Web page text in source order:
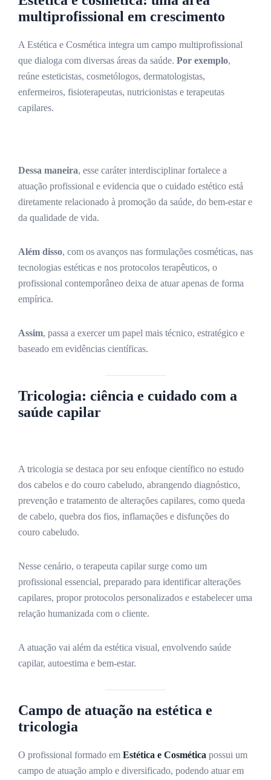
multiprofissional em crescimento
A Estética e Cosmética integra um campo multiprofissional
que dialoga com diversas áreas da saúde. Por exemplo,
reúne esteticistas, cosmetólogos, dermatologistas,
enfermeiros, fisioterapeutas, nutricionistas e terapeutas
capilares.
Dessa maneira, esse caráter interdisciplinar fortalece a
atuação profissional e evidencia que o cuidado estético está
diretamente relacionado à promoção da saúde, do bem-estar e
da qualidade de vida.
Além disso, com os avanços nas formulações cosméticas, nas
tecnologias estéticas e nos protocolos terapêuticos, o
profissional contemporâneo deixa de atuar apenas de forma
empírica.
Assim, passa a exercer um papel mais técnico, estratégico e
baseado em evidências científicas.
Tricologia: ciência e cuidado com a
saúde capilar
A tricologia se destaca por seu enfoque científico no estudo
dos cabelos e do couro cabeludo, abrangendo diagnóstico,
prevenção e tratamento de alterações capilares, como queda
de cabelo, quebra dos fios, inflamações e disfunções do
couro cabeludo.
Nesse cenário, o terapeuta capilar surge como um
profissional essencial, preparado para identificar alterações
capilares, propor protocolos personalizados e estabelecer uma
relação humanizada com o cliente.
A atuação vai além da estética visual, envolvendo saúde
capilar, autoestima e bem-estar.
Campo de atuação na estética e
tricologia
O profissional formado em Estética e Cosmética possui um
campo de atuação amplo e diversificado, podendo atuar em